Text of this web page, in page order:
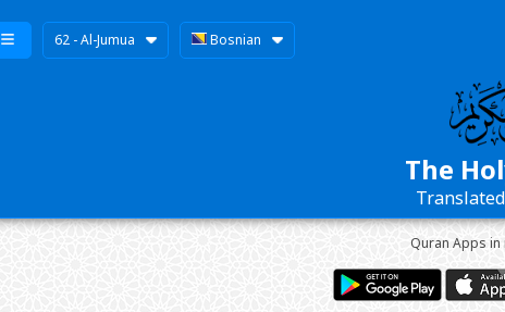
62 - Al-Jumua Bosnian
The
Quran Apps in